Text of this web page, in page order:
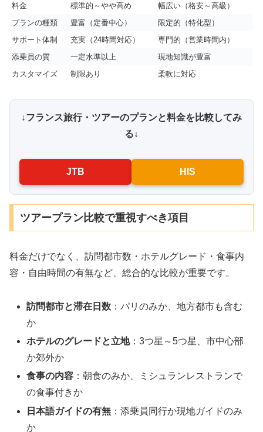
料金 標準的～やや高め
幅広い（格安～高級）
プランの種類
豊富（定番中心）
限定的（特化型）
サポート体制
充実（24時間対応）
専門的（営業時間内）
添乗員の質
一定水準以上
現地知識が豊富
カスタマイズ
制限あり 柔軟に対応
↓フランス旅行・ツアーのプランと料金を比較してみ
る↓
JTB HIS
ツアープラン比較で重視すべき項目
料金だけでなく、訪問都市数・ホテルグレード・食事内
容・自由時間の有無など、総合的な比較が重要です。
訪問都市と滞在日数 ：パリのみか、地方都市も含む
か
ホテルのグレードと立地：3つ星～5つ星、市中心部
か郊外か
食事の内容 ：朝食のみか、ミシュランレストランで
の食事付きか
日本語ガイドの有無 ：添乗員同行か現地ガイドのみ
か